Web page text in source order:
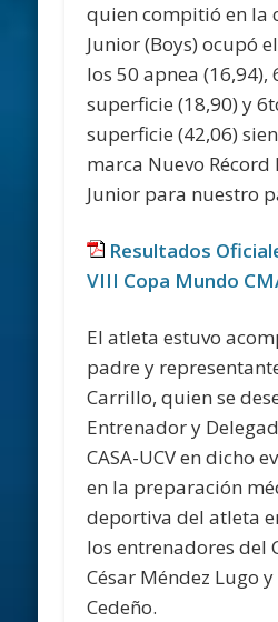
quien compitió en la
Junior (Boys) ocupó
los 50 apnea (16,94),
superficie (18,90) y
superficie (42,06)
marca Nuevo Récord
Junior para nuestro
Resultados
VIII Copa Mundo
El atleta estuvo
padre y
Carrillo, quien se
Entrenador y
CASA-UCV en dicho
en la preparación
deportiva del atleta
los entrenadores del
César Méndez Lugo
Cedeño.